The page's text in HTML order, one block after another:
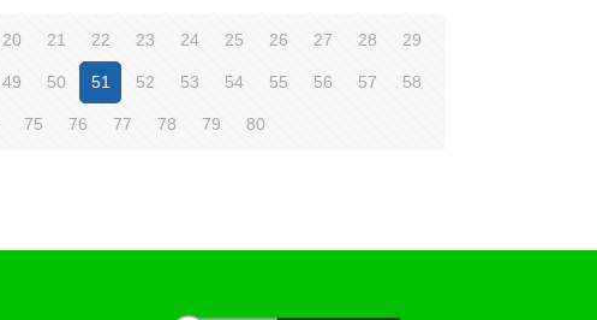
20 21 22 23 24 25 26 27 28 29
49 50 51 52 53 54 55 56 57 58
75 76 77 78 79 80